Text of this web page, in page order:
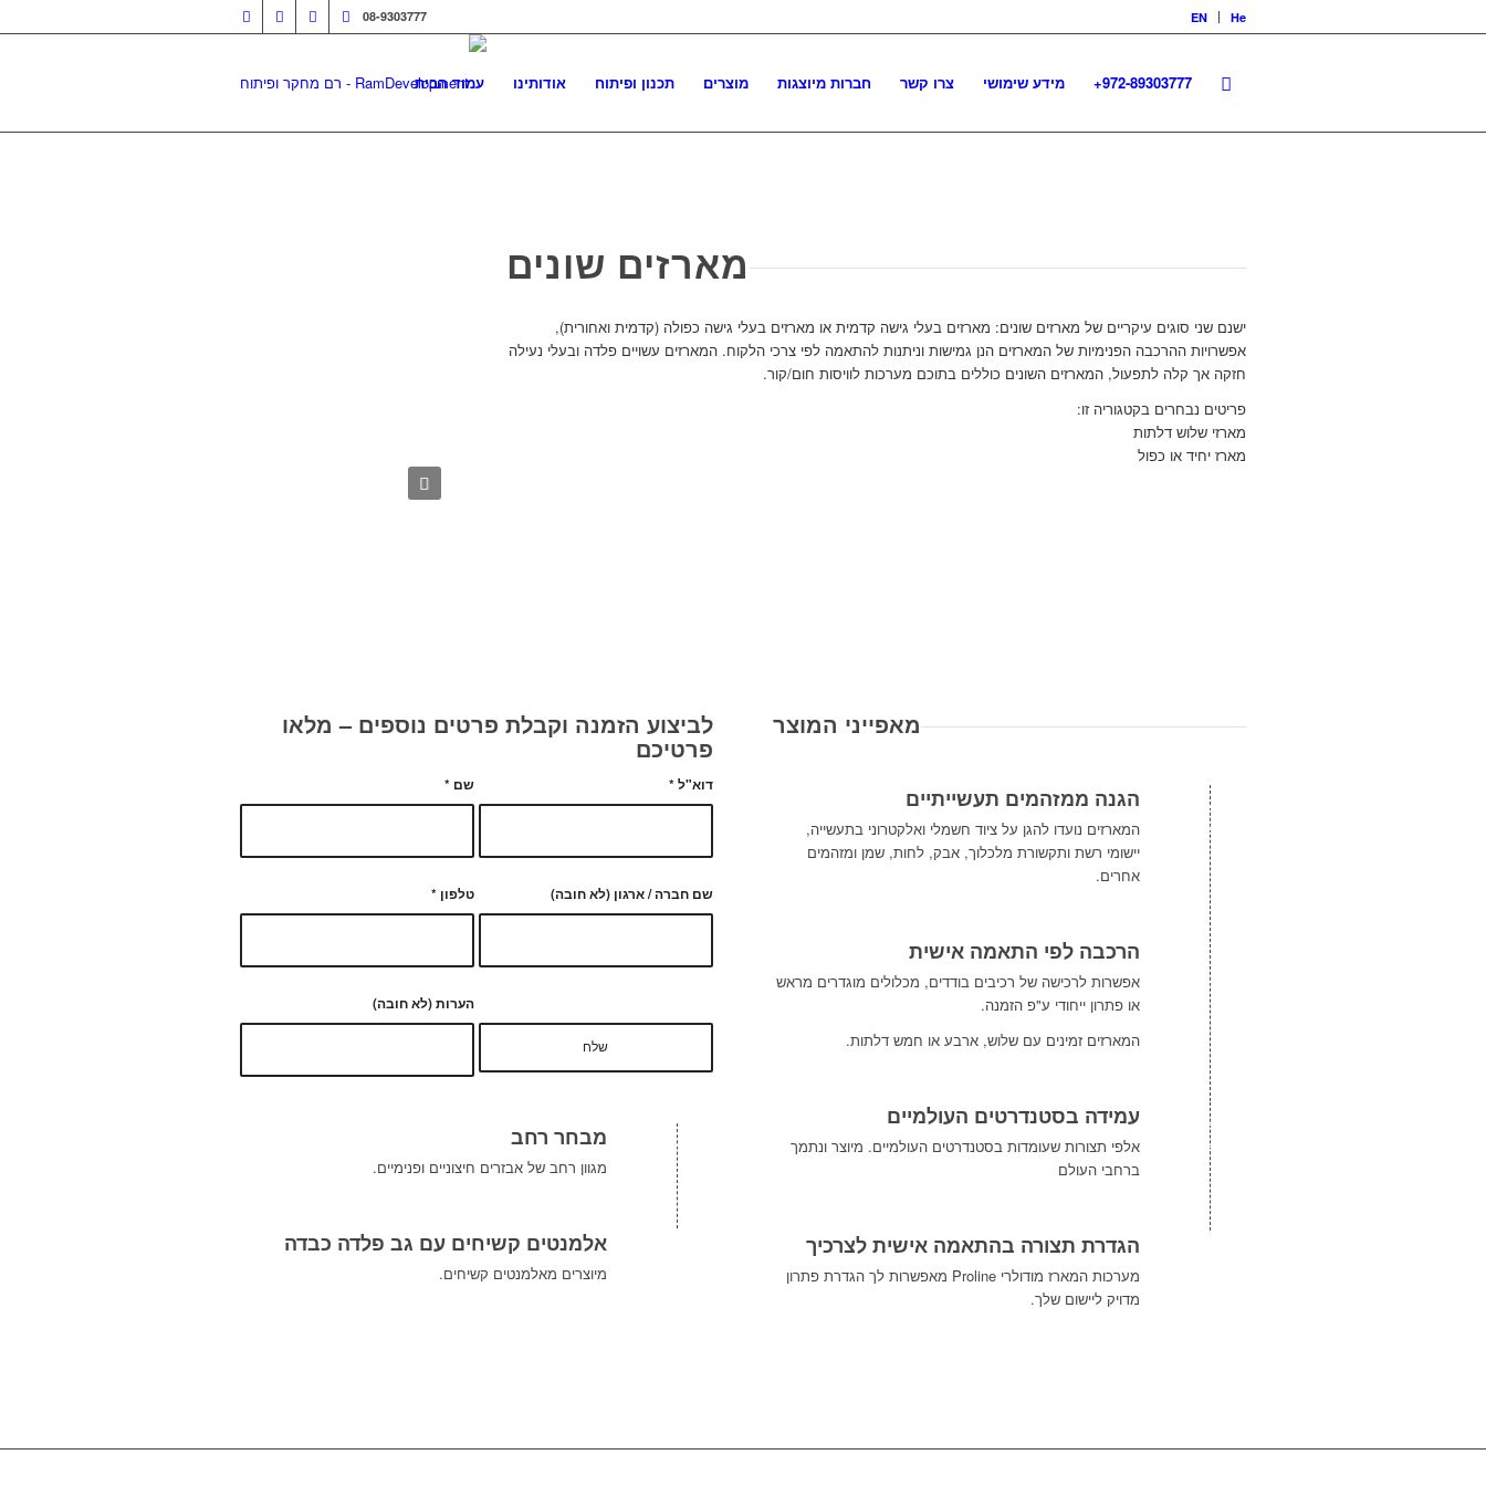
EN He
08-9303777
עמוד הבית אודותינו תכנון ופיתוח מוצרים חברות מיוצגות צרו קשר מידע שימושי 972-89303777+
מארזים שונים
ישנם שני סוגים עיקריים של מארזים שונים: מארזים בעלי גישה קדמית או מארזים בעלי גישה כפולה (קדמית ואחורית),
אפשרויות ההרכבה הפנימיות של המארזים הנן גמישות וניתנות להתאמה לפי צרכי הלקוח. המארזים עשויים פלדה ובעלי נעילה
חזקה אך קלה לתפעול, המארזים השונים כוללים בתוכם מערכות לוויסות חום/קור.
פריטים נבחרים בקטגוריה זו:
מארזי שלוש דלתות
מארז יחיד או כפול
לביצוע הזמנה וקבלת פרטים נוספים – מלאו
פרטיכם
שם* דוא"ל*
טלפון* שם חברה / ארגון (לא חובה)
הערות (לא חובה)
מבחר רחב
מגוון רחב של אבזרים חיצוניים ופנימיים.
אלמנטים קשיחים עם גב פלדה כבדה
מיוצרים מאלמנטים קשיחים.
מאפייני המוצר
הגנה ממזהמים תעשייתיים
המארזים נועדו להגן על ציוד חשמלי ואלקטרוני בתעשייה,
יישומי רשת ותקשורת מלכלוך, אבק, לחות, שמן ומזהמים
אחרים.
הרכבה לפי התאמה אישית
אפשרות לרכישה של רכיבים בודדים, מכלולים מוגדרים מראש
או פתרון ייחודי ע"פ הזמנה.
המארזים זמינים עם שלוש, ארבע או חמש דלתות.
עמידה בסטנדרטים העולמיים
אלפי תצורות שעומדות בסטנדרטים העולמיים. מיוצר ונתמך
ברחבי העולם
הגדרת תצורה בהתאמה אישית לצרכיך
מערכות המארז מודולרי Proline מאפשרות לך הגדרת פתרון
מדויק ליישום שלך.